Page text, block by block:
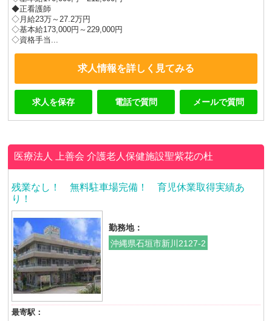
◆正看護師
◇月給23万～27.2万円
◇基本給173,000円～229,000円
◇資格手当...
求人情報を詳しく見てみる
求人を保存 電話で質問 メールで質問
医療法人 上善会介護老人保健施設聖紫花の杜
残業なし！ 無料駐車場完備！ 育児休業取得実績あ
り！
勤務地：
沖縄県石垣市新川2127-2
最寄駅：